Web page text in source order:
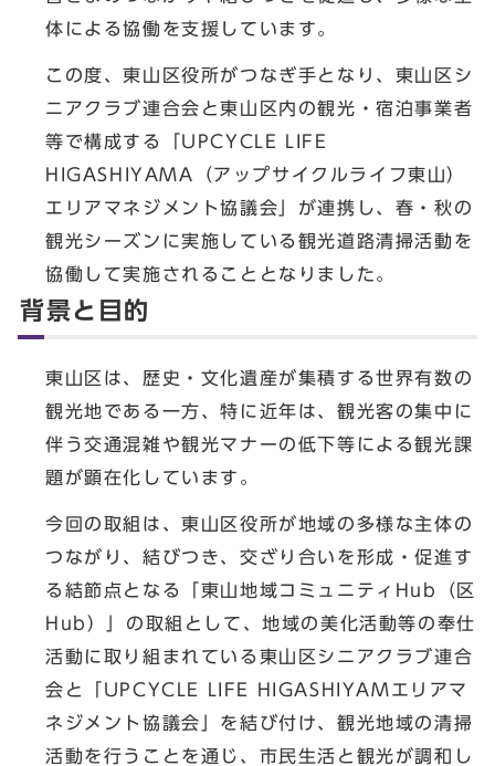
体による協働を支援しています。
この度、東山区役所がつなぎ手となり、東山区シ
ニアクラブ連合会と東山区内の観光・宿泊事業者
等で構成する「UPCYCLE LIFE
HIGASHIYAMA（アップサイクルライフ東山）
エリアマネジメント協議会」が連携し、春・秋の
観光シーズンに実施している観光道路清掃活動を
協働して実施されることとなりました。
背景と目的
東山区は、歴史・文化遺産が集積する世界有数の
観光地である一方、特に近年は、観光客の集中に
伴う交通混雑や観光マナーの低下等による観光課
題が顕在化しています。
今回の取組は、東山区役所が地域の多様な主体の
つながり、結びつき、交ざり合いを形成・促進す
る結節点となる「東山地域コミュニティHub（区
Hub）」の取組として、地域の美化活動等の奉仕
活動に取り組まれている東山区シニアクラブ連合
会と「UPCYCLE LIFE HIGASHIYAMエリアマ
ネジメント協議会」を結び付け、観光地域の清掃
活動を行うことを通じ、市民生活と観光が調和し